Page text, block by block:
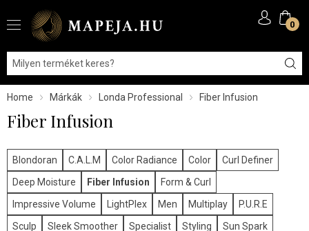
0
Home Márkák Londa Professional Fiber Infusion
Fiber Infusion
Blondoran C.A.L.M Color Radiance Color
Curl Definer
Deep Moisture
Fiber Infusion
Form & Curl
Impressive Volume
LightPlex Men Multiplay
P.U.R.E
Sculp
Sleek Smoother Specialist Styling
Sun Spark